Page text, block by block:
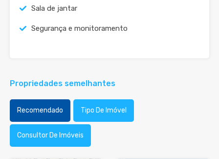
Sala de jantar
Segurança e monitoramento
Propriedades semelhantes
Recomendado Tipo De Imóvel
Consultor De Imóveis